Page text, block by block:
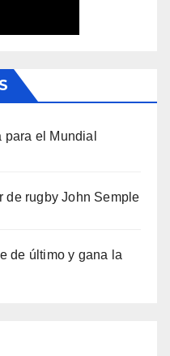
el Mundial
de rugby John Semple
de último y gana la